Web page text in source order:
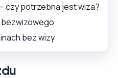
czy potrzebna jest wiza?
bezwizowego
bez wizy